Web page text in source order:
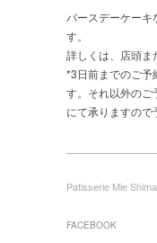
バースデーケーキ
す。
詳しくは、店頭ま
*3日前までのご予
す。それ以外のご
にて承りますので
Patisserie Mie
FACEBOOK